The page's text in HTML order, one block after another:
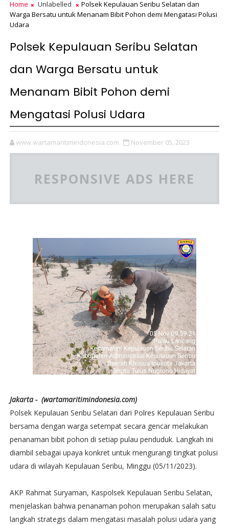
Home Unlabelled
Polsek Kepulauan Seribu Selatan dan
Warga Bersatu untuk Menanam Bibit Pohon demi Mengatasi Polusi
Udara
Polsek Kepulauan Seribu Selatan
dan Warga Bersatu untuk
Menanam Bibit Pohon demi
Mengatasi Polusi Udara
www.wartamaritimindonesia.com November 05, 2023
RESPONSIVE ADS HERE
Jakarta - (wartamaritimindonesia.com)
Polsek Kepulauan Seribu Selatan dari Polres Kepulauan Seribu
bersama dengan warga setempat secara gencar melakukan
penanaman bibit pohon di setiap pulau penduduk. Langkah ini
diambil sebagai upaya konkret untuk mengurangi tingkat polusi
udara di wilayah Kepulauan Seribu, Minggu (05/11/2023).
AKP Rahmat Suryaman, Kaspolsek Kepulauan Seribu Selatan,
menjelaskan bahwa penanaman pohon merupakan salah satu
langkah strategis dalam mengatasi masalah polusi udara yang